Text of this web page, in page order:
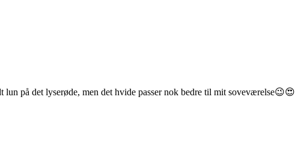
på det lyserøde, men det hvide passer nok bedre til mit soveværelse😉😍